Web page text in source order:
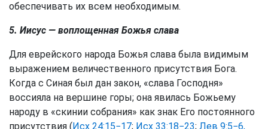
обеспечивать их всем необходимым.
5. Иисус — воплощенная Божья слава
Для еврейского народа Божья слава была видимым
выражением величественного присутствия Бога.
Когда с Синая был дан закон, «слава Господня»
воссияла на вершине горы; она явилась Божьему
народу в «скинии собрания» как знак Его постоянного
присутствия (Исх 24:15−17; Исх 33:18−23; Лев 9:5−6,